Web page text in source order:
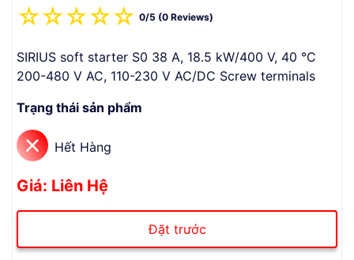
☆
☆
☆
☆
☆ 0/5 (0 Reviews)
SIRIUS soft starter S0 38 A, 18.5 kW/400 V, 40 °C
200-480 V AC, 110-230 V AC/DC Screw terminals
Trạng thái sản phẩm
Hết Hàng
Giá: Liên Hệ
Đặt trước